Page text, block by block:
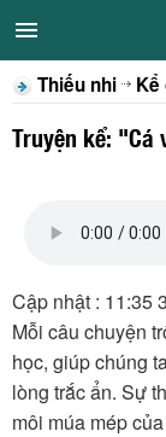
CHUYÊN MỤC
Khách VOV6
Sân khấu
Thiếu nhi
Thiếu nhi Kể
Truyện kể: "Cá
Cập nhật : 11:35
Mỗi câu chuyện
học, giúp chúng
lòng trắc ẩn. Sự
môi múa mép